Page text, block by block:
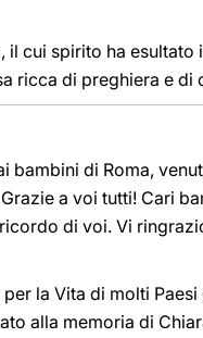
cui spirito ha esultato
ricca di preghiera e di
di Roma,
a voi tutti! Cari
di voi. Vi
la Vita di molti
alla memoria di